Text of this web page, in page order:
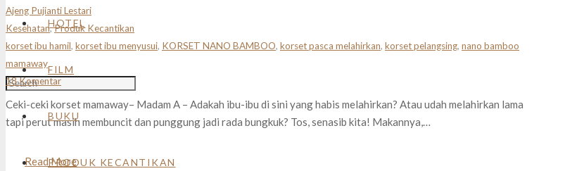
HOTEL
FILM
BUKU
PRODUK KECANTIKAN
Ajeng Pujianti Lestari
Kesehatan,Produk Kecantikan
korset ibu hamil, korset ibu menyusui, KORSET NANO BAMBOO, korset pasca melahirkan, korset pelangsing, nano bamboo
mamaway
18Komentar
Ceki-ceki korset mamaway– Madam A – Adakah ibu-ibu di sini yang habis melahirkan? Atau udah melahirkan lama
tapi perut masih membuncit dan punggung jadi rada bungkuk? Tos, senasib kita! Makannya,…
Read More